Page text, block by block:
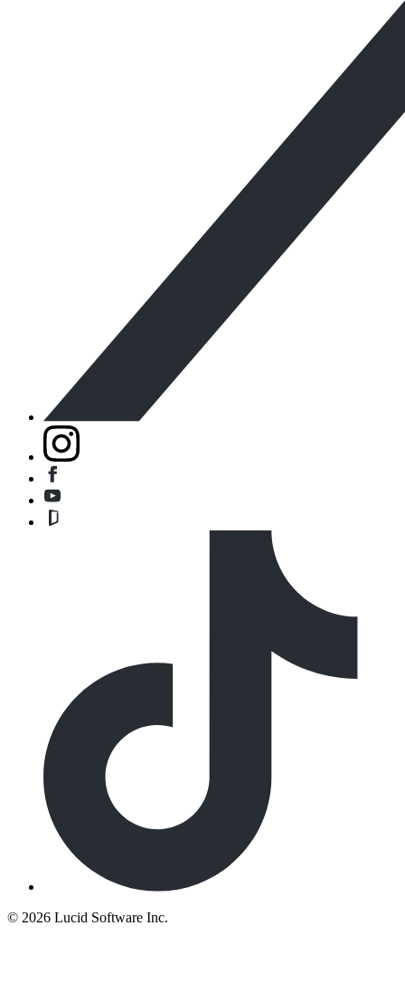
© 2026 Lucid Software Inc.